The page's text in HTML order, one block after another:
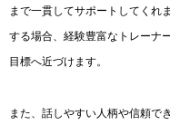
まで一貫してサポートしてくれ
する場合、経験豊富なトレーナ
目標へ近づけます。
また、話しやすい人柄や信頼で